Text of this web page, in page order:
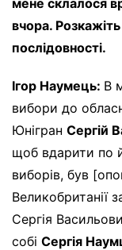
вчора.
послідовності.
Ігор Наумець: В
вибори до
Юнігран Сергій
щоб вдарити по
виборів, був
Великобританії
Сергія
собі Сергія